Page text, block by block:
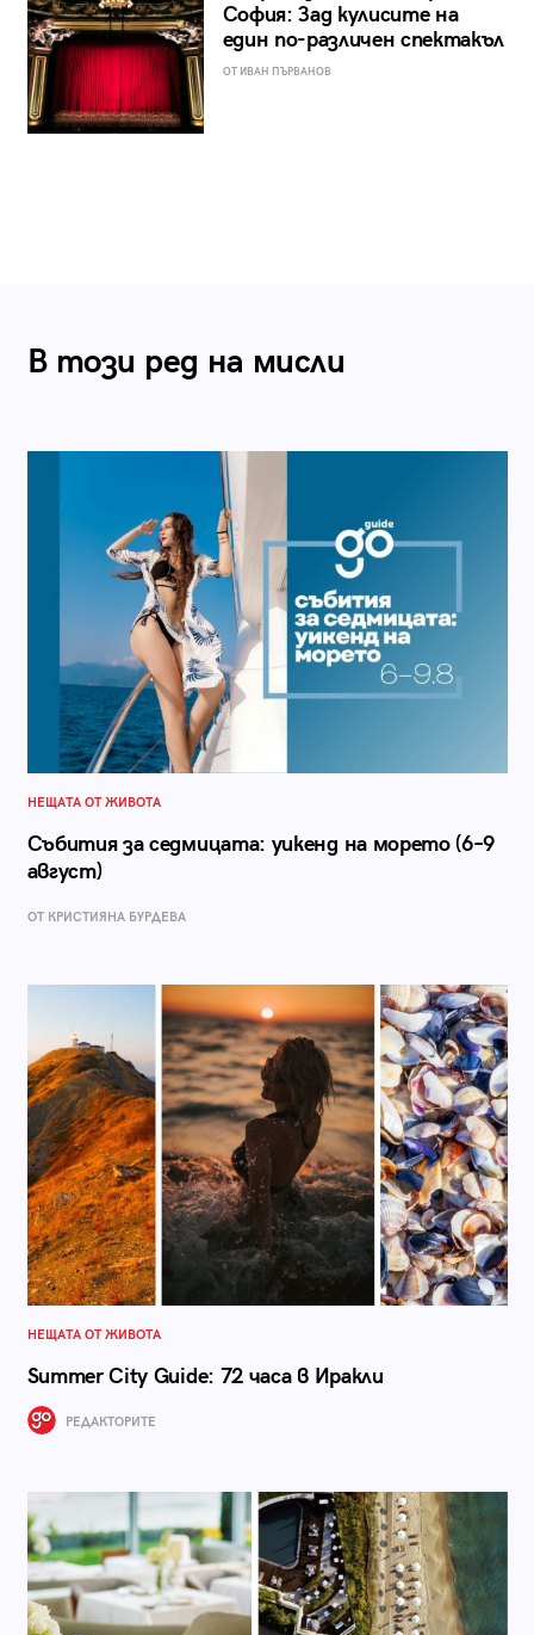
София: Зад кулисите на
един по-различен спектакъл
ОТ ИВАН ПЪРВАНОВ
В този ред на мисли
НЕЩАТА ОТ ЖИВОТА
Събития за седмицата: уикенд на морето (6–9
август)
ОТ КРИСТИЯНА БУРДЕВА
НЕЩАТА ОТ ЖИВОТА
Summer City Guide: 72 часа в Иракли
РЕДАКТОРИТЕ